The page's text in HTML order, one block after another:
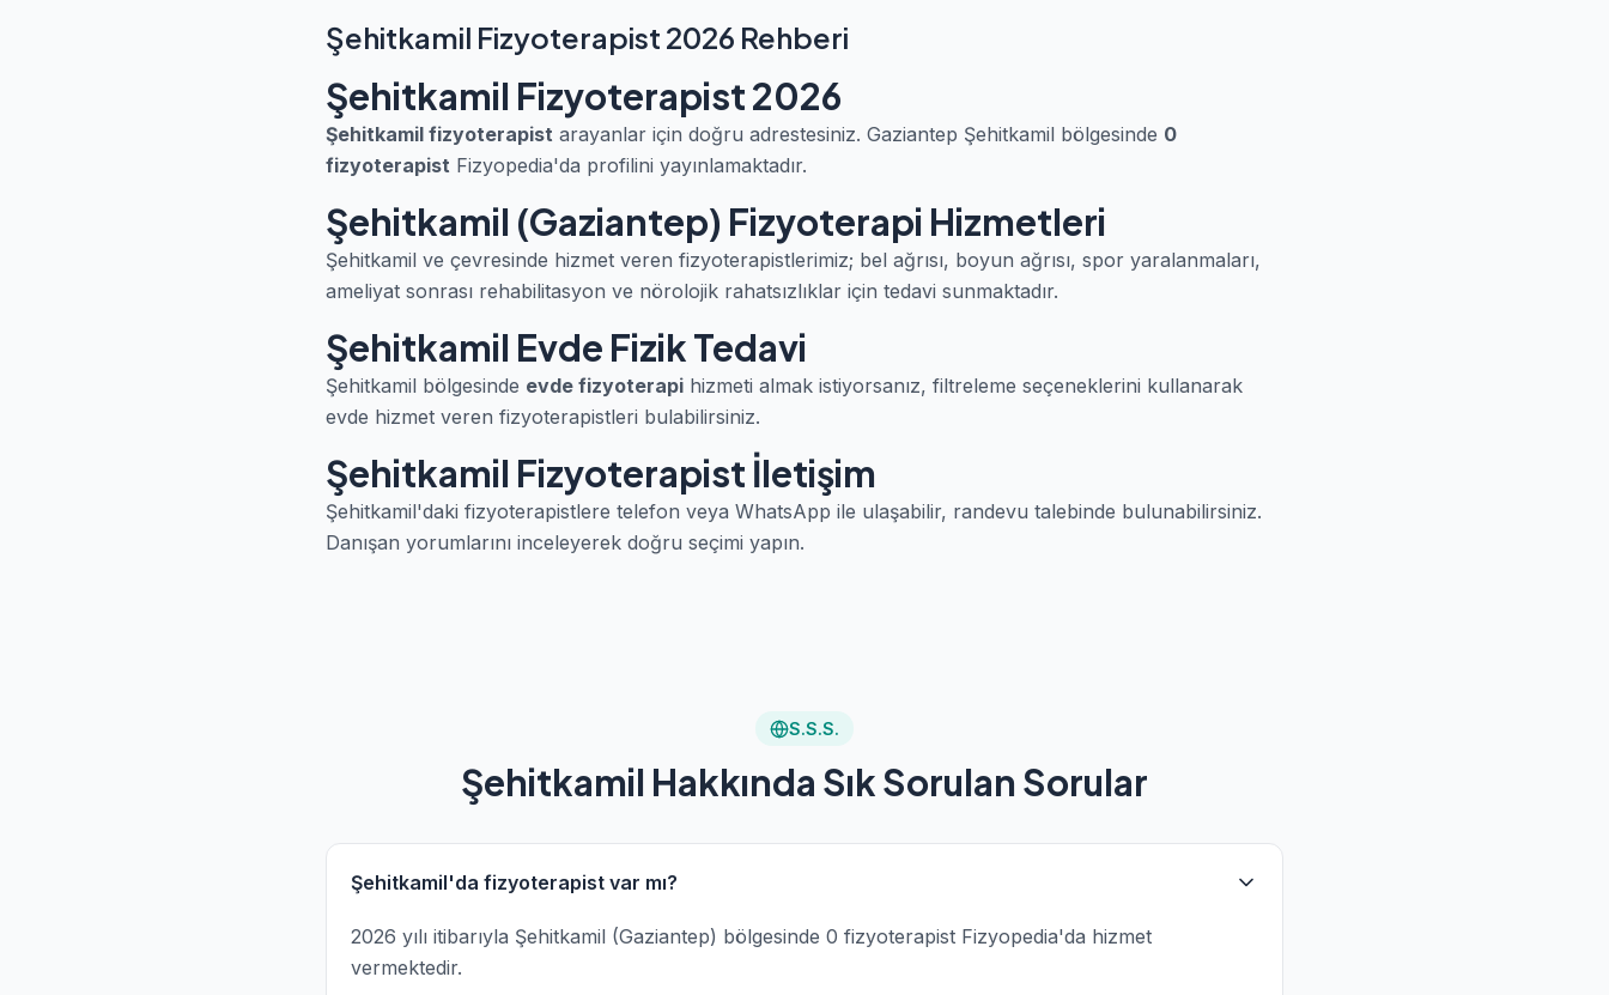
Şehitkamil Fizyoterapist 2026 Rehberi
Şehitkamil Fizyoterapist 2026
Şehitkamil fizyoterapist arayanlar için doğru adrestesiniz. Gaziantep Şehitkamil bölgesinde 0
fizyoterapist Fizyopedia'da profilini yayınlamaktadır.
Şehitkamil (Gaziantep) Fizyoterapi Hizmetleri
Şehitkamil ve çevresinde hizmet veren fizyoterapistlerimiz; bel ağrısı, boyun ağrısı, spor yaralanmaları,
ameliyat sonrası rehabilitasyon ve nörolojik rahatsızlıklar için tedavi sunmaktadır.
Şehitkamil Evde Fizik Tedavi
Şehitkamil bölgesinde evde fizyoterapi hizmeti almak istiyorsanız, filtreleme seçeneklerini kullanarak
evde hizmet veren fizyoterapistleri bulabilirsiniz.
Şehitkamil Fizyoterapist İletişim
Şehitkamil'daki fizyoterapistlere telefon veya WhatsApp ile ulaşabilir, randevu talebinde bulunabilirsiniz.
Danışan yorumlarını inceleyerek doğru seçimi yapın.
S.S.S.
Şehitkamil Hakkında Sık Sorulan Sorular
Şehitkamil'da fizyoterapist var mı?
2026 yılı itibarıyla Şehitkamil (Gaziantep) bölgesinde 0 fizyoterapist Fizyopedia'da hizmet
vermektedir.